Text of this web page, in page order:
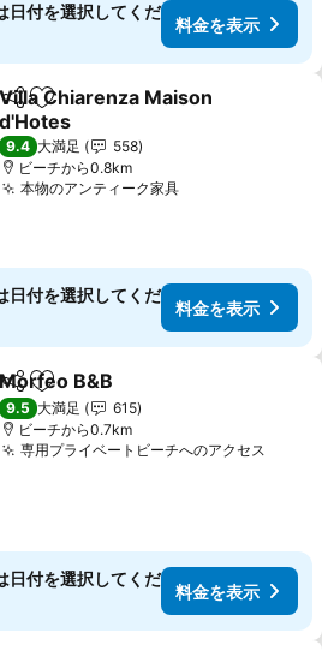
日付を選択してくだ
料金を表示
シェアお気に入りに追加
Villa Chiarenza Maison
d'Hotes
料金を表示
9.4 大満足
558
ビーチから0.8km
本物のアンティーク家具料金を表示
日付を選択してくだ
料金を表示
シェアお気に入りに追加
Morfeo B&B
9.5 大満足
615
ビーチから0.7km
専用プライベートビーチへのアクセス
日付を選択してくだ
料金を表示